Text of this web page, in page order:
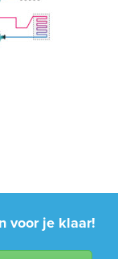
voor je klaar!